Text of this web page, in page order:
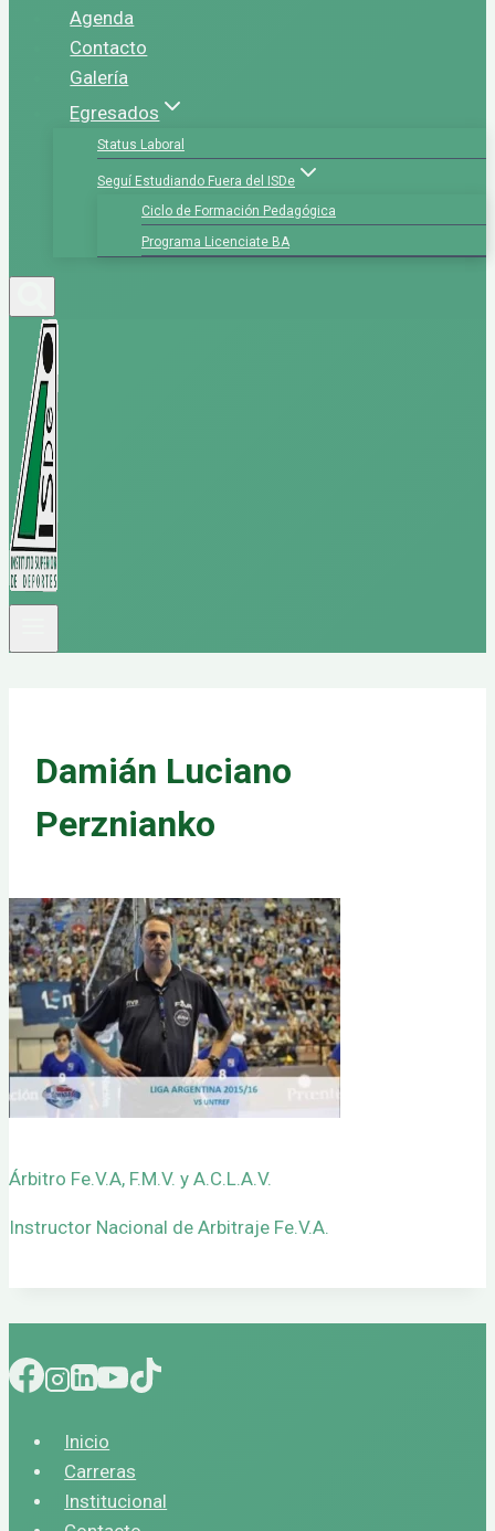
Agenda
Contacto
Galería
Egresados
Status Laboral
Seguí Estudiando Fuera del ISDe
Ciclo de Formación Pedagógica
Programa Licenciate BA
Damián Luciano
Perznianko
Árbitro Fe.V.A, F.M.V. y A.C.L.A.V.
Instructor Nacional de Arbitraje Fe.V.A.
Inicio
Carreras
Institucional